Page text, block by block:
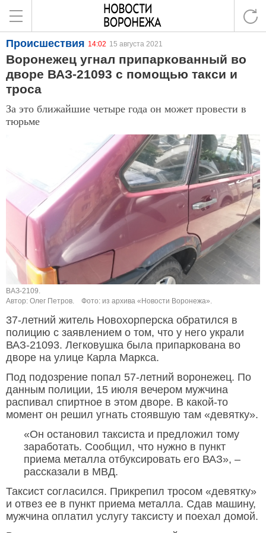
Происшествия 14:02 15 августа 2021
Воронежец угнал припаркованный во
дворе ВАЗ-21093 с помощью такси и
троса
За это ближайшие четыре года он может провести в
тюрьме
ВАЗ-2109.
Автор: Олег Петров.
Фото: из архива «Новости Воронежа».
37-летний житель Новохорперска обратился в
полицию с заявлением о том, что у него украли
ВАЗ-21093. Легковушка была припаркована во
дворе на улице Карла Маркса.
Под подозрение попал 57-летний воронежец. По
данным полиции, 15 июля вечером мужчина
распивал спиртное в этом дворе. В какой-то
момент он решил угнать стоявшую там «девятку».
«Он остановил таксиста и предложил тому
заработать. Сообщил, что нужно в пункт
приема металла отбуксировать его ВАЗ», –
рассказали в МВД.
Таксист согласился. Прикрепил тросом «девятку»
и отвез ее в пункт приема металла. Сдав машину,
мужчина оплатил услугу таксисту и поехал домой.